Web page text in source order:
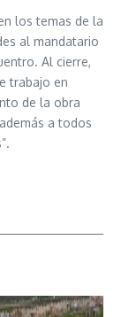
los temas de la
al mandatario
Al cierre,
trabajo en
de la obra
a todos